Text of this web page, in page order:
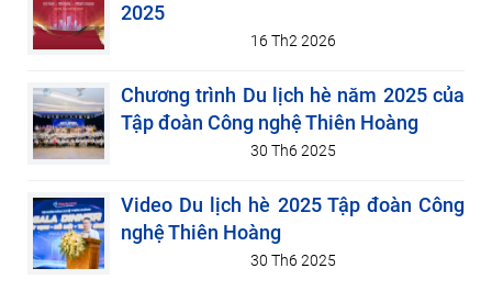
2025
16 Th2 2026
Chương trình Du lịch hè năm 2025 của
Tập đoàn Công nghệ Thiên Hoàng
30 Th6 2025
Video Du lịch hè 2025 Tập đoàn Công
nghệ Thiên Hoàng
30 Th6 2025